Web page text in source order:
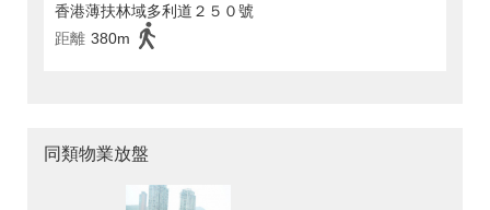
香港薄扶林域多利道２５０號
距離 380m
同類物業放盤